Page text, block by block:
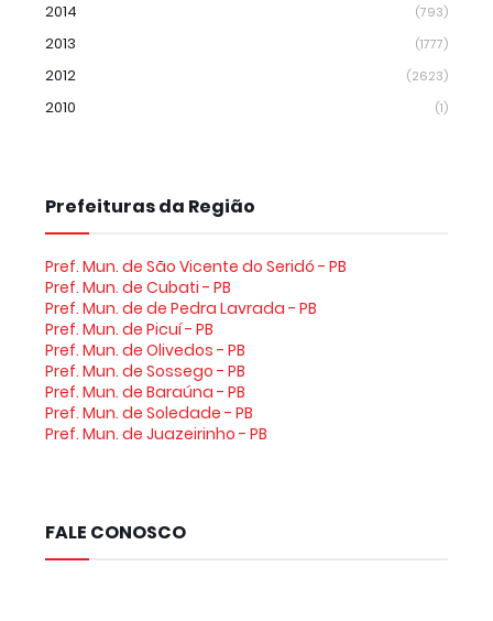
2014 (793)
2013 (1777)
2012 (2623)
2010 (1)
Prefeituras da Região
Pref. Mun. de São Vicente do Seridó - PB
Pref. Mun. de Cubati - PB
Pref. Mun. de de Pedra Lavrada - PB
Pref. Mun. de Picuí - PB
Pref. Mun. de Olivedos - PB
Pref. Mun. de Sossego - PB
Pref. Mun. de Baraúna - PB
Pref. Mun. de Soledade - PB
Pref. Mun. de Juazeirinho - PB
FALE CONOSCO